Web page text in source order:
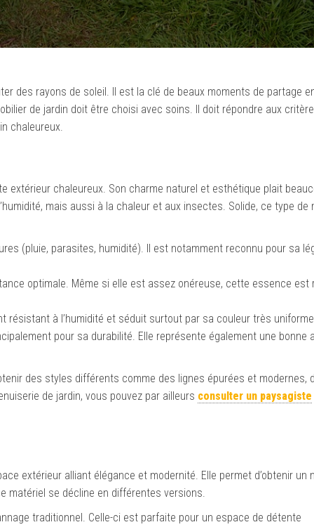
des rayons de soleil. Il est la clé de beaux moments de partage
de jardin doit être choisi avec soins. Il doit répondre aux
chaleureux.
extérieur chaleureux. Son charme naturel et esthétique plait
mais aussi à la chaleur et aux insectes. Solide, ce type de
(pluie, parasites, humidité). Il est notamment reconnu pour sa
optimale. Même si elle est assez onéreuse, cette essence est
résistant à l’humidité et séduit surtout par sa couleur très uniforme
pour sa durabilité. Elle représente également une bonne
des styles différents comme des lignes épurées et modernes,
de jardin, vous pouvez par ailleurs consulter un paysagiste
extérieur alliant élégance et modernité. Elle permet d’obtenir un
matériel se décline en différentes versions.
traditionnel. Celle-ci est parfaite pour un espace de détente